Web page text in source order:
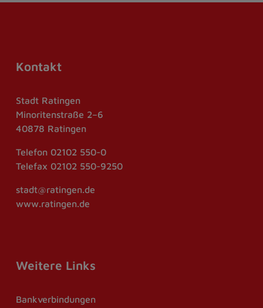
Kontakt
Stadt Ratingen
Minoritenstraße 2–6
40878 Ratingen
Telefon 02102 550-0
Telefax 02102 550-9250
stadt@ratingen.de
www.ratingen.de
Weitere Links
Bankverbindungen